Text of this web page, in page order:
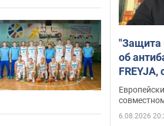
"Защита
об
FREYJA,
6.08.2026